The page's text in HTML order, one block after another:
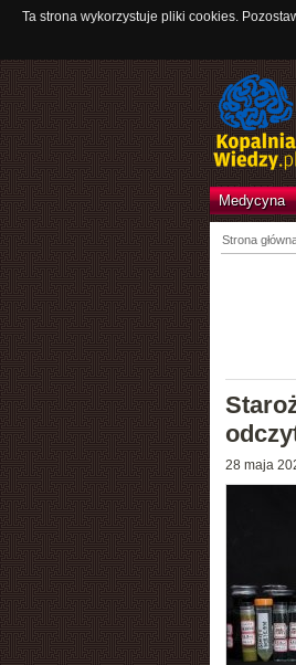
Ta strona wykorzystuje pliki cookies.
Medycyna
Strona
28 maja